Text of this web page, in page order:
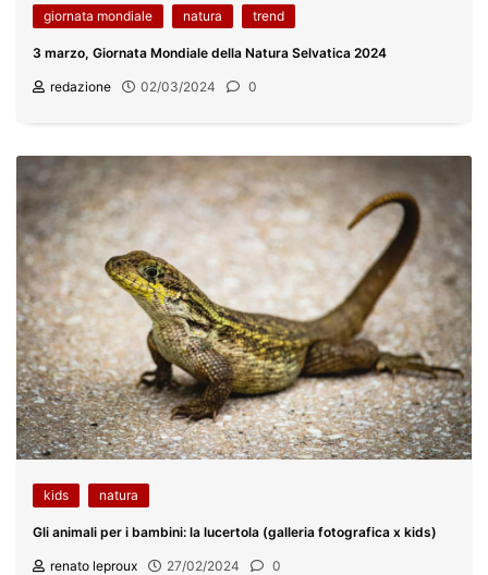
giornata mondiale natura trend
3 marzo, Giornata Mondiale della Natura Selvatica 2024
redazione 02/03/2024 0
kids natura
Gli animali per i bambini: la lucertola (galleria fotografica x kids)
renato leproux 27/02/2024 0